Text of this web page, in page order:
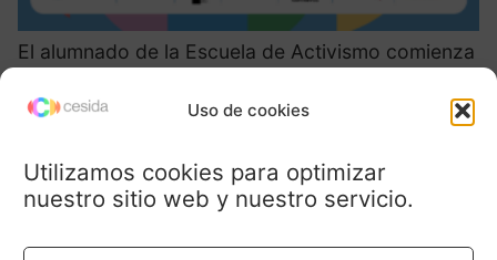
Uso de cookies
Utilizamos cookies para optimizar
nuestro sitio web y nuestro servicio.
El alumnado de la Escuela de Activismo comienza
respuesta al VIH